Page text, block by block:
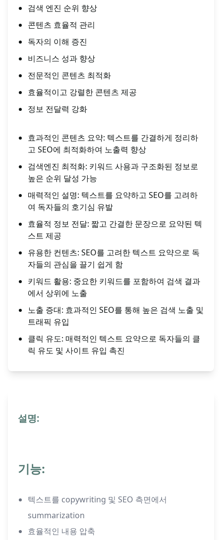
검색 엔진 순위 향상
콘텐츠 효율적 관리
독자의 이해 증진
비즈니스 성과 향상
전문적인 콘텐츠 최적화
효율적이고 강렬한 콘텐츠 제공
정보 전달력 강화
효과적인 콘텐츠 요약: 텍스트를 간결하게 정리하
고 SEO에 최적화하여 노출력 향상
검색엔진 최적화: 키워드 사용과 구조화된 정보로
높은 순위 달성 가능
매력적인 설명: 텍스트를 요약하고 SEO를 고려하
여 독자들의 호기심 유발
효율적 정보 전달: 짧고 간결한 문장으로 요약된 텍
스트 제공
유용한 컨텐츠: SEO를 고려한 텍스트 요약으로 독
자들의 관심을 끌기 쉽게 함
키워드 활용: 중요한 키워드를 포함하여 검색 결과
에서 상위에 노출
노출 증대: 효과적인 SEO를 통해 높은 검색 노출 및
트래픽 유입
클릭 유도: 매력적인 텍스트 요약으로 독자들의 클
릭 유도 및 사이트 유입 촉진
설명:
기능:
텍스트를 copywriting 및 SEO 측면에서
summarization
효율적인 내용 압축